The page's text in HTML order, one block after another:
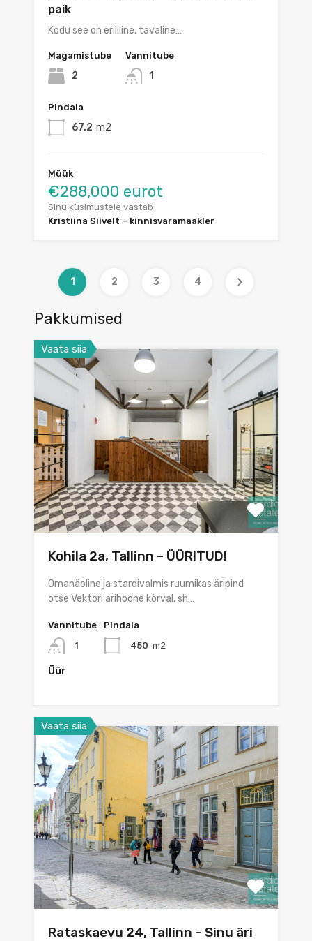
paik
Kodu see on erililine, tavaline…
Magamistube
2
Vannitube
1
Pindala
67.2 m2
Müük
€288,000 eurot
Sinu küsimustele vastab
Kristiina Siivelt – kinnisvaramaakler
1 2 3 4
Pakkumised
Vaata siia
Kohila 2a, Tallinn – ÜÜRITUD!
Omanäoline ja stardivalmis ruumikas äripind
otse Vektori ärihoone kõrval, sh…
Vannitube
1
Pindala
450 m2
Üür
Vaata siia
Rataskaevu 24, Tallinn – Sinu äri